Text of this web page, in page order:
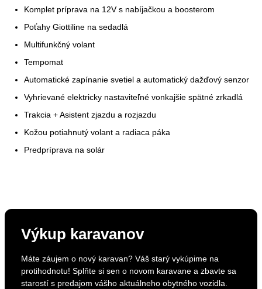
Komplet príprava na 12V s nabíjačkou a boosterom
Poťahy Giottiline na sedadlá
Multifunkčný volant
Tempomat
Automatické zapínanie svetiel a automatický dažďový senzor
Vyhrievané elektricky nastaviteľné vonkajšie spätné zrkadlá
Trakcia + Asistent zjazdu a rozjazdu
Kožou potiahnutý volant a radiaca páka
Predpríprava na solár
Výkup karavanov
Máte záujem o nový karavan? Váš starý vykúpime na
protihodnotu! Splňte si sen o novom karavane a zbavte sa
starostí s predajom vášho aktuálneho obytného vozidla.